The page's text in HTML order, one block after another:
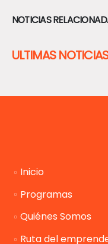
NOTICIAS
ULTIMAS NOTICIAS
Inicio
Programas
Quiénes Somos
Ruta del